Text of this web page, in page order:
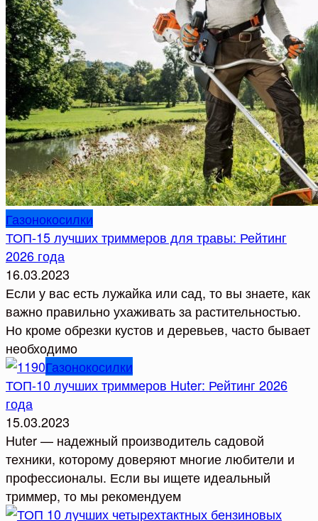
Газонокосилки
ТОП-15 лучших триммеров для травы: Рейтинг
2026 года
16.03.2023
Если у вас есть лужайка или сад, то вы знаете, как
важно правильно ухаживать за растительностью.
Но кроме обрезки кустов и деревьев, часто бывает
необходимо
Газонокосилки
ТОП-10 лучших триммеров Huter: Рейтинг 2026
года
15.03.2023
Huter — надежный производитель садовой
техники, которому доверяют многие любители и
профессионалы. Если вы ищете идеальный
триммер, то мы рекомендуем